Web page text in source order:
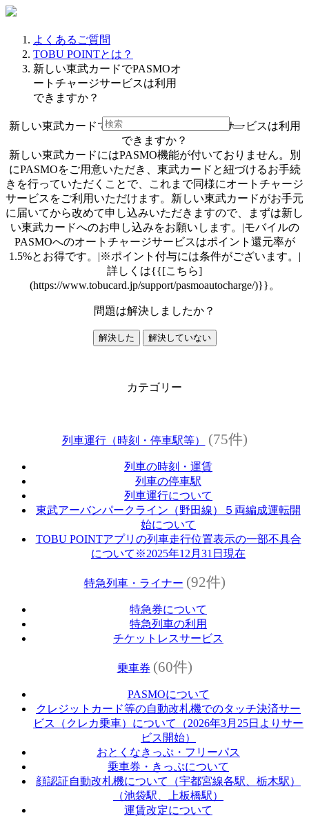
よくあるご質問
TOBU POINTとは？
新しい東武カードでPASMOオ
ートチャージサービスは利用
できますか？
新しい東武カードでPASMOオートチャージサービスは利用
できますか？
新しい東武カードにはPASMO機能が付いておりません。別
にPASMOをご用意いただき、東武カードと紐づけるお手続
きを行っていただくことで、これまで同様にオートチャージ
サービスをご利用いただけます。新しい東武カードがお手元
に届いてから改めて申し込みいただきますので、まずは新し
い東武カードへのお申し込みをお願いします。|モバイルの
PASMOへのオートチャージサービスはポイント還元率が
1.5%とお得です。|※ポイント付与には条件がございます。|
詳しくは{{[こちら]
(https://www.tobucard.jp/support/pasmoautocharge/)}}。
問題は解決しましたか？
解決した 解決していない
カテゴリー
列車運行（時刻・停車駅等） (75件)
列車の時刻・運賃
列車の停車駅
列車運行について
東武アーバンパークライン（野田線）５両編成運転開
始について
TOBU POINTアプリの列車走行位置表示の一部不具合
について※2025年12月31日現在
特急列車・ライナー (92件)
特急券について
特急列車の利用
チケットレスサービス
乗車券 (60件)
PASMOについて
クレジットカード等の自動改札機でのタッチ決済サー
ビス（クレカ乗車）について（2026年3月25日よりサー
ビス開始）
おとくなきっぷ・フリーパス
乗車券・きっぷについて
顔認証自動改札機について（宇都宮線各駅、栃木駅）
（池袋駅、上板橋駅）
運賃改定について